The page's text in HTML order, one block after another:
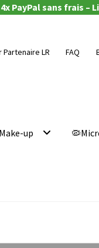
PayPal sans frais –
Partenaire LR FAQ
up